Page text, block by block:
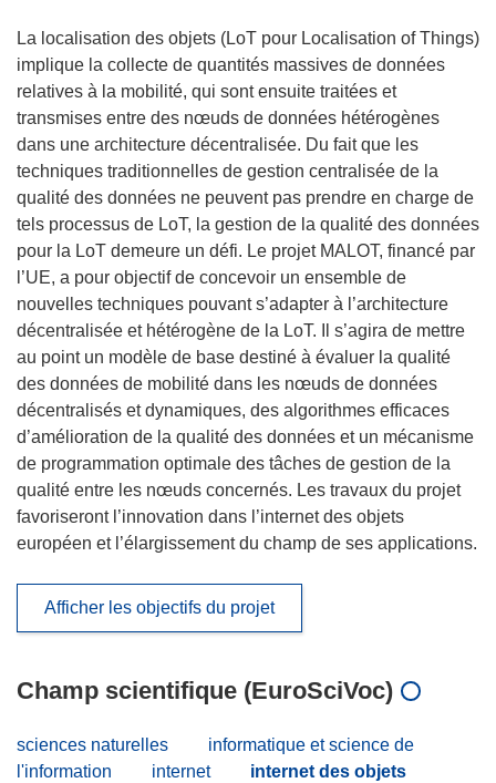
La localisation des objets (LoT pour Localisation of Things)
implique la collecte de quantités massives de données
relatives à la mobilité, qui sont ensuite traitées et
transmises entre des nœuds de données hétérogènes
dans une architecture décentralisée. Du fait que les
techniques traditionnelles de gestion centralisée de la
qualité des données ne peuvent pas prendre en charge de
tels processus de LoT, la gestion de la qualité des données
pour la LoT demeure un défi. Le projet MALOT, financé par
l’UE, a pour objectif de concevoir un ensemble de
nouvelles techniques pouvant s’adapter à l’architecture
décentralisée et hétérogène de la LoT. Il s’agira de mettre
au point un modèle de base destiné à évaluer la qualité
des données de mobilité dans les nœuds de données
décentralisés et dynamiques, des algorithmes efficaces
d’amélioration de la qualité des données et un mécanisme
de programmation optimale des tâches de gestion de la
qualité entre les nœuds concernés. Les travaux du projet
favoriseront l’innovation dans l’internet des objets
européen et l’élargissement du champ de ses applications.
Afficher les objectifs du projet
Champ scientifique (EuroSciVoc)
sciences naturelles
informatique et science de
l'information
internet
internet des objets